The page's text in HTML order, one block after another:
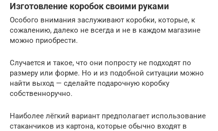
Изготовление коробок своими руками
Особого внимания заслуживают коробки, которые, к
сожалению, далеко не всегда и не в каждом магазине
можно приобрести.
Случается и такое, что они попросту не подходят по
размеру или форме. Но и из подобной ситуации можно
найти выход — сделайте подарочную коробку
собственноручно.
Наиболее лёгкий вариант предполагает использование
стаканчиков из картона, которые обычно входят в